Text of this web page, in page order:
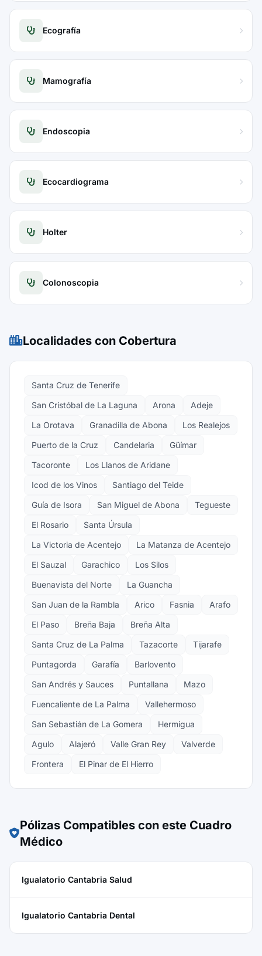
Ecografía
Mamografía
Endoscopia
Ecocardiograma
Holter
Colonoscopia
Localidades con Cobertura
Santa Cruz de Tenerife
San Cristóbal de La Laguna
Arona
Adeje
La Orotava
Granadilla de Abona
Los Realejos
Puerto de la Cruz
Candelaria
Güímar
Tacoronte
Los Llanos de Aridane
Icod de los Vinos
Santiago del Teide
Guía de Isora
San Miguel de Abona
Tegueste
El Rosario
Santa Úrsula
La Victoria de Acentejo
La Matanza de Acentejo
El Sauzal
Garachico
Los Silos
Buenavista del Norte
La Guancha
San Juan de la Rambla
Arico Fasnia
Arafo
El Paso
Breña Baja
Breña Alta
Santa Cruz de La Palma
Tazacorte
Tijarafe
Puntagorda
Garafía
Barlovento
San Andrés y Sauces
Puntallana
Mazo
Fuencaliente de La Palma
Vallehermoso
San Sebastián de La Gomera
Hermigua
Agulo
Alajeró Valle Gran Rey
Valverde
Frontera
El Pinar de El Hierro
Pólizas Compatibles con este Cuadro
Médico
Igualatorio Cantabria Salud
Igualatorio Cantabria Dental